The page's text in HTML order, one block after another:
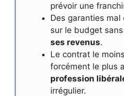
prévoir une
Des garanties
sur le budget
ses revenus.
Le contrat le
forcément le plus
profession
irrégulier.